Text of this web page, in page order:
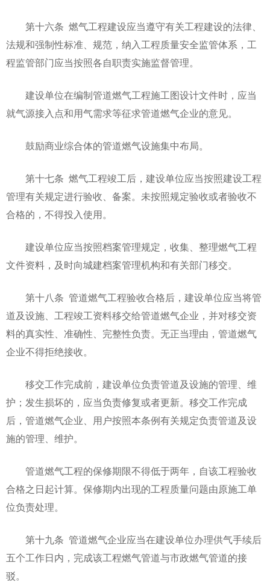
第十六条 燃气工程建设应当遵守有关工程建设的法律、
法规和强制性标准、规范，纳入工程质量安全监管体系，工
程监管部门应当按照各自职责实施监督管理。
建设单位在编制管道燃气工程施工图设计文件时，应当
就气源接入点和用气需求等征求管道燃气企业的意见。
鼓励商业综合体的管道燃气设施集中布局。
第十七条 燃气工程竣工后，建设单位应当按照建设工程
管理有关规定进行验收、备案。未按照规定验收或者验收不
合格的，不得投入使用。
建设单位应当按照档案管理规定，收集、整理燃气工程
文件资料，及时向城建档案管理机构和有关部门移交。
第十八条 管道燃气工程验收合格后，建设单位应当将管
道及设施、工程竣工资料移交给管道燃气企业，并对移交资
料的真实性、准确性、完整性负责。无正当理由，管道燃气
企业不得拒绝接收。
移交工作完成前，建设单位负责管道及设施的管理、维
护；发生损坏的，应当负责修复或者更新。移交工作完成
后，管道燃气企业、用户按照本条例有关规定负责管道及设
施的管理、维护。
管道燃气工程的保修期限不得低于两年，自该工程验收
合格之日起计算。保修期内出现的工程质量问题由原施工单
位负责处理。
第十九条 管道燃气企业应当在建设单位办理供气手续后
五个工作日内，完成该工程燃气管道与市政燃气管道的接
驳。